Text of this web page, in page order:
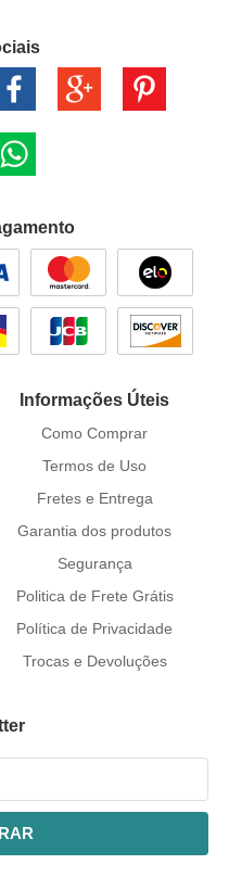
Informações Úteis
Como Comprar
Termos de Uso
Fretes e Entrega
Garantia dos produtos
Segurança
Politica de Frete Grátis
Política de Privacidade
Trocas e Devoluções